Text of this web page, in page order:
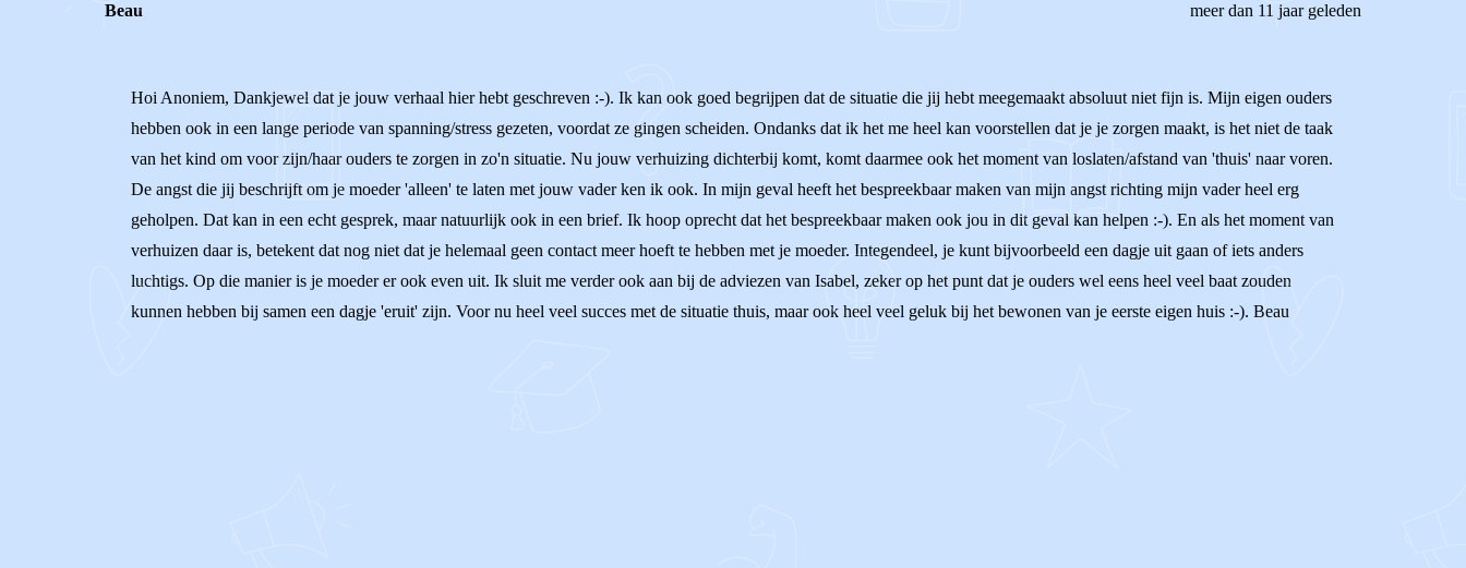
Beau meer dan 11 jaar geleden
Hoi Anoniem, Dankjewel dat je jouw verhaal hier hebt geschreven :-). Ik kan ook goed begrijpen dat de situatie die jij hebt meegemaakt absoluut niet fijn is. Mijn eigen ouders
hebben ook in een lange periode van spanning/stress gezeten, voordat ze gingen scheiden. Ondanks dat ik het me heel kan voorstellen dat je je zorgen maakt, is het niet de taak
van het kind om voor zijn/haar ouders te zorgen in zo'n situatie. Nu jouw verhuizing dichterbij komt, komt daarmee ook het moment van loslaten/afstand van 'thuis' naar voren.
De angst die jij beschrijft om je moeder 'alleen' te laten met jouw vader ken ik ook. In mijn geval heeft het bespreekbaar maken van mijn angst richting mijn vader heel erg
geholpen. Dat kan in een echt gesprek, maar natuurlijk ook in een brief. Ik hoop oprecht dat het bespreekbaar maken ook jou in dit geval kan helpen :-). En als het moment van
verhuizen daar is, betekent dat nog niet dat je helemaal geen contact meer hoeft te hebben met je moeder. Integendeel, je kunt bijvoorbeeld een dagje uit gaan of iets anders
luchtigs. Op die manier is je moeder er ook even uit. Ik sluit me verder ook aan bij de adviezen van Isabel, zeker op het punt dat je ouders wel eens heel veel baat zouden
kunnen hebben bij samen een dagje 'eruit' zijn. Voor nu heel veel succes met de situatie thuis, maar ook heel veel geluk bij het bewonen van je eerste eigen huis :-). Beau